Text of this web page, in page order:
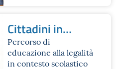
Cittadini in
formAZIONE
Percorso di
educazione alla legalità
in contesto scolastico